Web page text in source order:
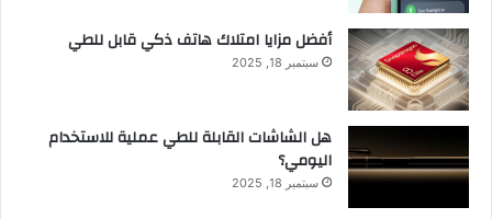
أفضل مزايا امتلاك هاتف ذكي قابل للطي
سبتمبر 18, 2025
هل الشاشات القابلة للطي عملية للاستخدام
اليومي؟
سبتمبر 18, 2025